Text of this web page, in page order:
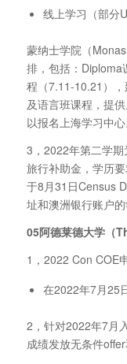
线上学习（部分
蒙纳士学院（
排，包括：
程（7.11-10.21）
及语言班课程，提
以报名上海学习中心
3，2022年第二学
旅行补助金，学历
于8月31日Census
址和澳洲银行账户的
05阿德莱德大学（
1，2022 Con COE
在2022年7月25
2，针对2022年7月
成绩发放无条件offer